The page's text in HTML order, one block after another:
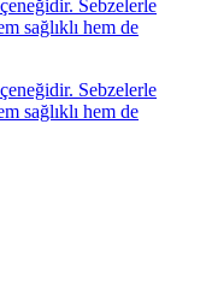
Sebzelerle
sağlıklı hem de
Sebzelerle
sağlıklı hem de